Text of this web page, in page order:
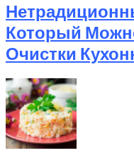
Который
Очистки